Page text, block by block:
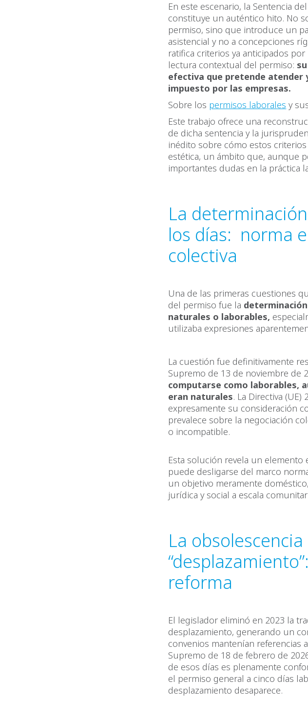
En este escenario, la Sentencia
constituye un auténtico hito. No
permiso, sino que introduce un
asistencial y no a concepciones
ratifica criterios ya anticipados
lectura contextual del permiso:
efectiva que pretende atender
impuesto por las empresas.
Sobre los permisos laborales y
Este trabajo ofrece una
de dicha sentencia y la
inédito sobre cómo estos
estética, un ámbito que, aunque
importantes dudas en la práctica
La
los días: norma
colectiva
Una de las primeras cuestiones
del permiso fue la
naturales o laborables,
utilizaba expresiones
La cuestión fue definitivamente
Supremo de 13 de noviembre de
computarse como laborables,
eran naturales. La Directiva
expresamente su consideración
prevalece sobre la negociación
o incompatible.
Esta solución revela un
puede desligarse del marco
un objetivo meramente
jurídica y social a escala
La
reforma
El legislador eliminó en 2023 la
desplazamiento, generando un
convenios mantenían referencias
Supremo de 18 de febrero de
de esos días es plenamente
el permiso general a cinco días
desplazamiento desaparece.